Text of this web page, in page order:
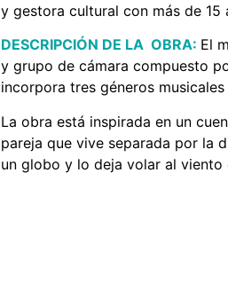
y gestora cultural con más de 15
DESCRIPCIÓN DE LA OBRA: El
y grupo de cámara compuesto
incorpora tres géneros
La obra está inspirada en un
pareja que vive separada por la
un globo y lo deja volar al viento